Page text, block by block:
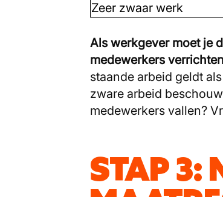
Zeer zwaar werk
Als werkgever moet je
medewerkers
staande arbeid geldt
zware arbeid
medewerkers vallen?
STAP 3: